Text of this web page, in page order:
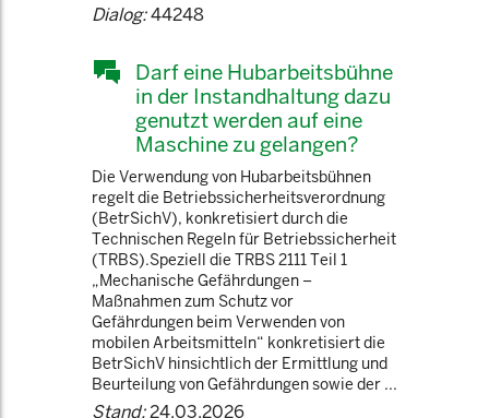
Dialog:44248
Darf eine Hubarbeitsbühne
in der Instandhaltung dazu
genutzt werden auf eine
Maschine zu gelangen?
Die Verwendung von Hubarbeitsbühnen
regelt die Betriebssicherheitsverordnung
(BetrSichV), konkretisiert durch die
Technischen Regeln für Betriebssicherheit
(TRBS).Speziell die TRBS 2111 Teil 1
„Mechanische Gefährdungen –
Maßnahmen zum Schutz vor
Gefährdungen beim Verwenden von
mobilen Arbeitsmitteln“ konkretisiert die
BetrSichV hinsichtlich der Ermittlung und
Beurteilung von Gefährdungen sowie der ...
Stand:24.03.2026